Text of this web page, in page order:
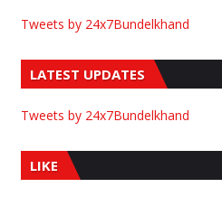
Tweets by 24x7Bundelkhand
LATEST UPDATES
Tweets by 24x7Bundelkhand
LIKE